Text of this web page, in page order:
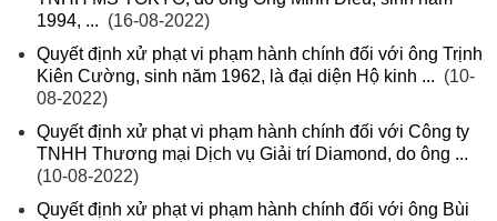
1994, ... (16-08-2022)
Quyết định xử phạt vi phạm hành chính đối với ông Trịnh
Kiên Cường, sinh năm 1962, là đại diện Hộ kinh ... (10-
08-2022)
Quyết định xử phạt vi phạm hành chính đối với Công ty
TNHH Thương mại Dịch vụ Giải trí Diamond, do ông ...
(10-08-2022)
Quyết định xử phạt vi phạm hành chính đối với ông Bùi